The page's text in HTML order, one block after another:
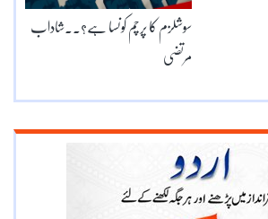
سوشلزم کا پرچم کونسا ہے؟۔۔شاداب
مرتضی